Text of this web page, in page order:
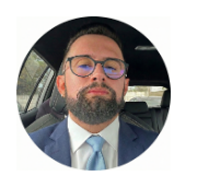
para
conteúdo
principal